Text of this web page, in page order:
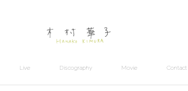
Live Discography Movie Contact